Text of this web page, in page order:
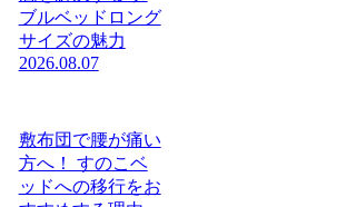
ブルベッドロング
サイズの魅力
2026.08.07
敷布団で腰が痛い
方へ！ すのこベ
ッドへの移行をお